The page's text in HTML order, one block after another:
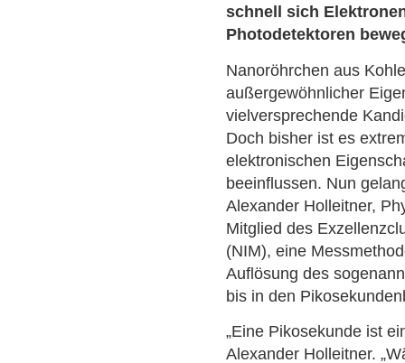
schnell sich
Photodetektoren
Nanoröhrchen aus
außergewöhnlicher
vielversprechende
Doch bisher ist es
elektronischen
beeinflussen. Nun
Alexander Holleitner,
Mitglied des
(NIM), eine
Auflösung des
bis in den
„Eine Pikosekunde ist
Alexander Holleitner.